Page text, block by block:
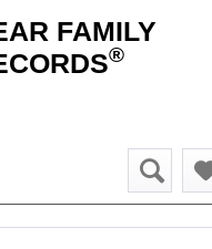
FAMILY
®